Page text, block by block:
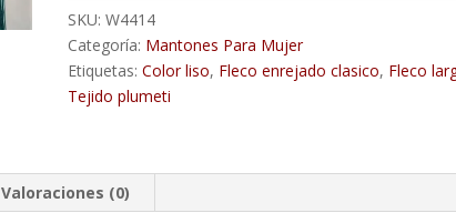
Fleco
Largo
cantidad
SKU:W4414
Categoría: Mantones Para Mujer
Etiquetas:Color liso, Fleco enrejado clasico, Fleco
Tejido plumeti
Valoraciones (0)